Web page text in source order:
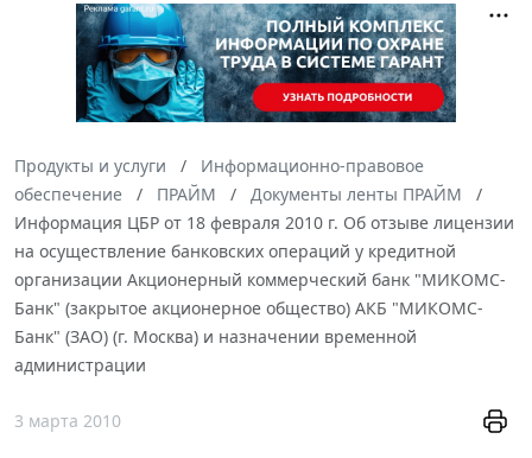
Продукты и услуги
Информационно-правовое
обеспечение
ПРАЙМ
Документы ленты ПРАЙМ
Информация ЦБР от 18 февраля 2010 г. Об отзыве лицензии
на осуществление банковских операций у кредитной
организации Акционерный коммерческий банк "МИКОМС-
Банк" (закрытое акционерное общество) АКБ "МИКОМС-
Банк" (ЗАО) (г. Москва) и назначении временной
администрации
3 марта 2010